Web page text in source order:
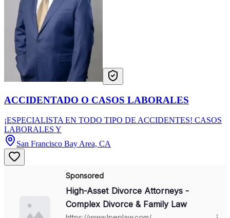
ACCIDENTADO O CASOS LABORALES
¡ESPECIALISTA EN TODO TIPO DE ACCIDENTES! CASOS
LABORALES Y
San Francisco Bay Area, CA